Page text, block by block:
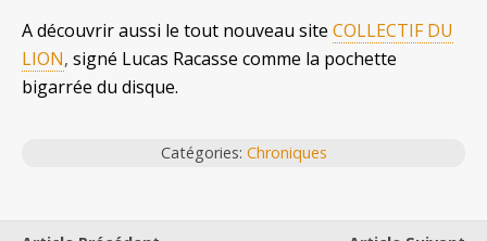
A découvrir aussi le tout nouveau site COLLECTIF DU
LION, signé Lucas Racasse comme la pochette
bigarrée du disque.
Catégories: Chroniques